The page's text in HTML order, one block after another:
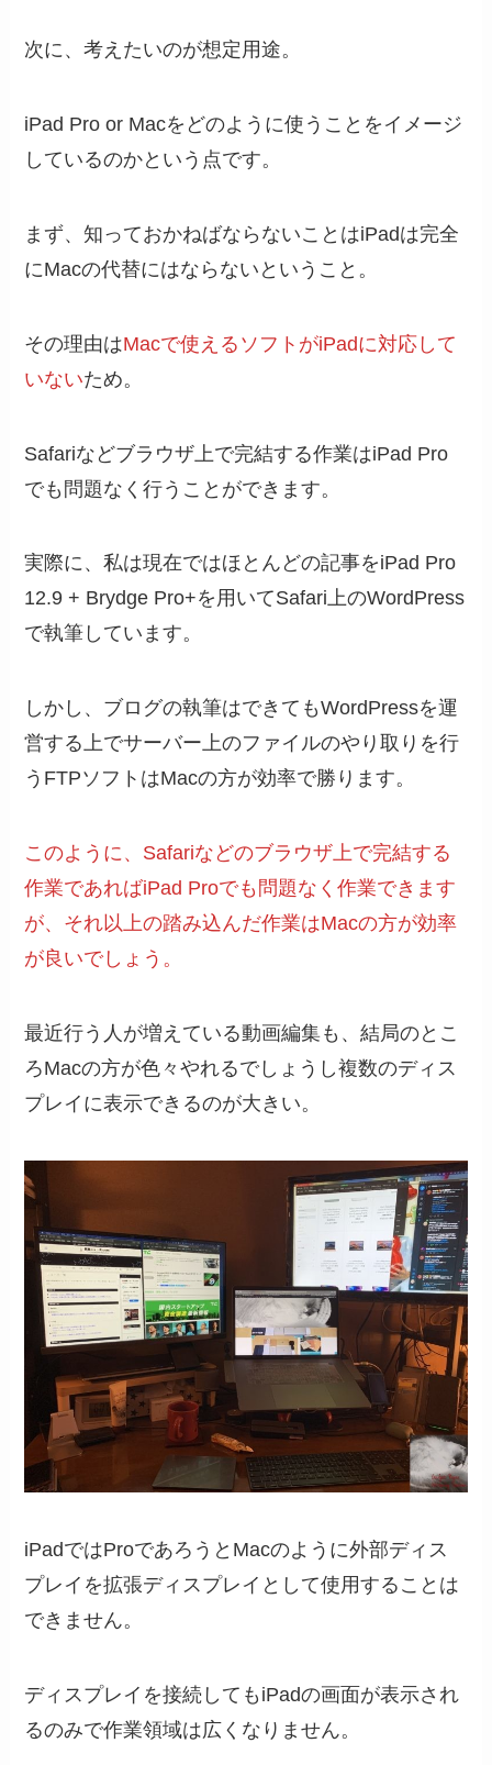
次に、考えたいのが想定用途。
iPad Pro or Macをどのように使うことをイメージ
しているのかという点です。
まず、知っておかねばならないことはiPadは完全
にMacの代替にはならないということ。
その理由はMacで使えるソフトがiPadに対応して
いないため。
Safariなどブラウザ上で完結する作業はiPad Pro
でも問題なく行うことができます。
実際に、私は現在ではほとんどの記事をiPad Pro
12.9 + Brydge Pro+を用いてSafari上のWordPress
で執筆しています。
しかし、ブログの執筆はできてもWordPressを運
営する上でサーバー上のファイルのやり取りを行
うFTPソフトはMacの方が効率で勝ります。
このように、Safariなどのブラウザ上で完結する
作業であればiPad Proでも問題なく作業できます
が、それ以上の踏み込んだ作業はMacの方が効率
が良いでしょう。
最近行う人が増えている動画編集も、結局のとこ
ろMacの方が色々やれるでしょうし複数のディス
プレイに表示できるのが大きい。
iPadではProであろうとMacのように外部ディス
プレイを拡張ディスプレイとして使用することは
できません。
ディスプレイを接続してもiPadの画面が表示され
るのみで作業領域は広くなりません。